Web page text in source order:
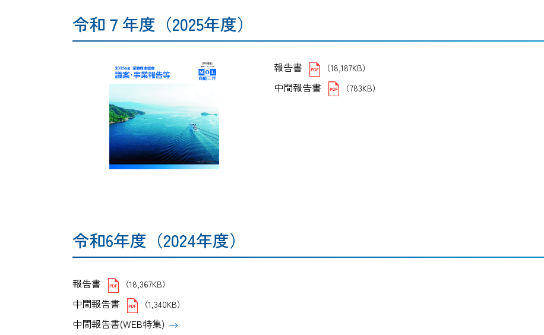
令和７年度（2025年度）
報告書 （18,187KB）
中間報告書 （783KB）
令和6年度（2024年度）
報告書 （18,367KB）
中間報告書 （1,340KB）
中間報告書(WEB特集)